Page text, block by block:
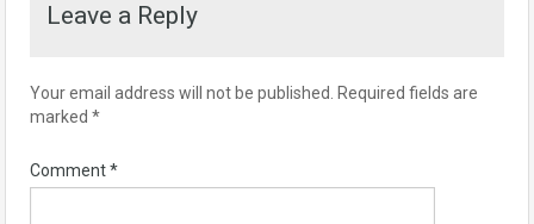
Leave a Reply
Your email address will not be published.
Required fields are
marked *
Comment*